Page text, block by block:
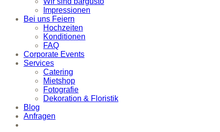
Impressionen
Bei uns Feiern
Hochzeiten
Konditionen
FAQ
Corporate Events
Services
Catering
Mietshop
Fotografie
Dekoration & Floristik
Blog
Anfragen